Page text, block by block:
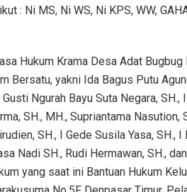
: Ni MS, Ni WS, Ni KPS, WW,
Hukum Krama Desa Adat
Bersatu, yakni Ida Bagus Putu
Ngurah Bayu Suta Negara, SH.,
SH., MH., Supriantama Nasution,
SH., I Gede Susila Yasa, SH.,
Nadi SH., Rudi Hermawan, SH.,
yang saat ini Bantuan Hukum